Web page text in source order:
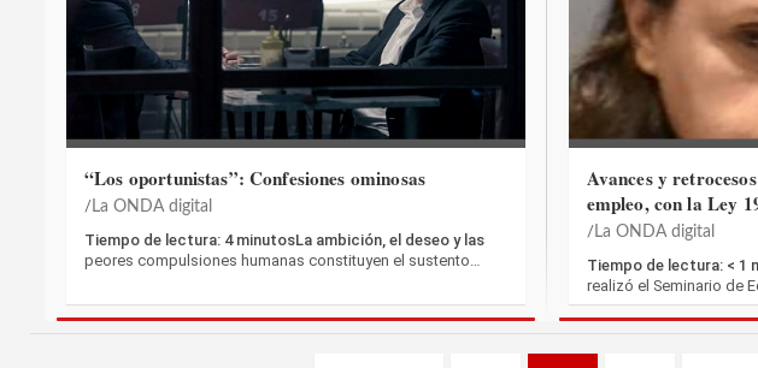
“Los oportunistas”: Confesiones ominosas
La ONDA digital
Tiempo de lectura: 4 minutosLa ambición, el deseo y las
peores compulsiones humanas constituyen el sustento…
Avances y
empleo, con la Ley
La ONDA digital
Tiempo de lectura: < 1
realizó el Seminario de